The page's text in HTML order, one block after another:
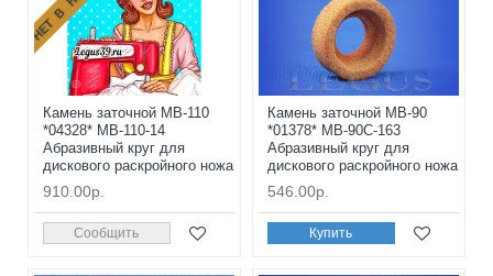
Камень заточной MB-110
*04328* MB-110-14
Абразивный круг для
дискового раскройного ножа
910.00р.
Сообщить
Камень заточной MB-90
*01378* MB-90C-163
Абразивный круг для
дискового раскройного ножа
546.00р.
Купить